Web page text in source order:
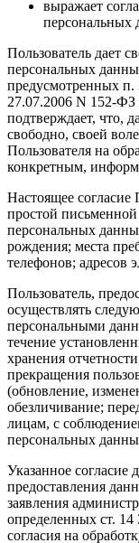
выражает
персональных
Пользователь дает
персональных
предусмотренных п.
27.07.2006 N 152-
подтверждает, что,
свободно, своей
Пользователя на
конкретным,
Настоящее согласие
простой
персональных
рождения; места
телефонов; адресов
Пользователь,
осуществлять
персональными
течение
хранения
прекращения
(обновление,
обезличивание;
лицам, с
персональных
Указанное согласие
предоставления
заявления
определенных ст.
согласия на